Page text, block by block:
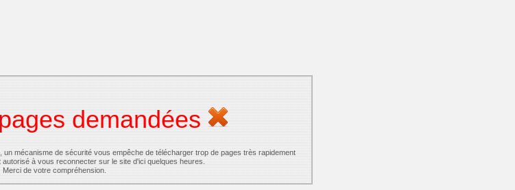
demandées
mécanisme de sécurité vous empêche de télécharger trop de pages très rapidement
à vous reconnecter sur le site d'ici quelques heures.
Merci de votre compréhension.